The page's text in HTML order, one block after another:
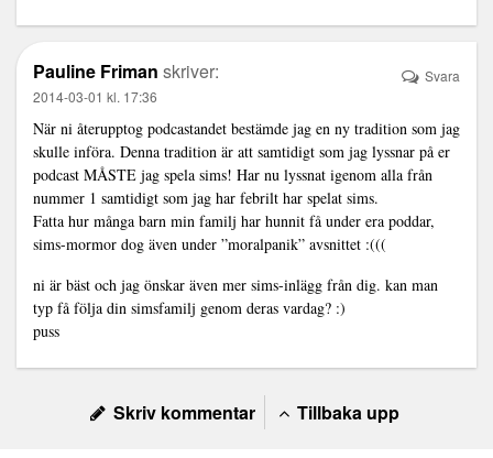
Pauline Friman skriver:
2014-03-01 kl. 17:36
När ni återupptog podcastandet bestämde jag en ny tradition som jag
skulle införa. Denna tradition är att samtidigt som jag lyssnar på er
podcast MÅSTE jag spela sims! Har nu lyssnat igenom alla från
nummer 1 samtidigt som jag har febrilt har spelat sims.
Fatta hur många barn min familj har hunnit få under era poddar,
sims-mormor dog även under ”moralpanik” avsnittet :(((
ni är bäst och jag önskar även mer sims-inlägg från dig. kan man
typ få följa din simsfamilj genom deras vardag? :)
puss
Svara
Skriv kommentar Tillbaka upp